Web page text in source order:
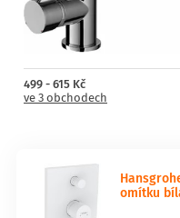
499 - 615 Kč
ve 3 obchodech
omítku